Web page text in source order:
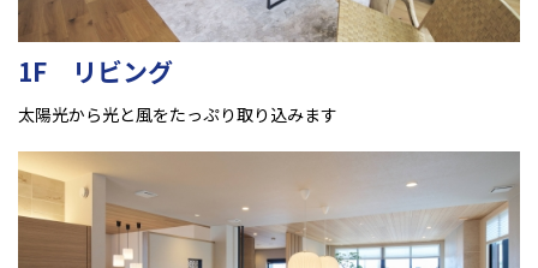
1F リビング
太陽光から光と風をたっぷり取り込みます